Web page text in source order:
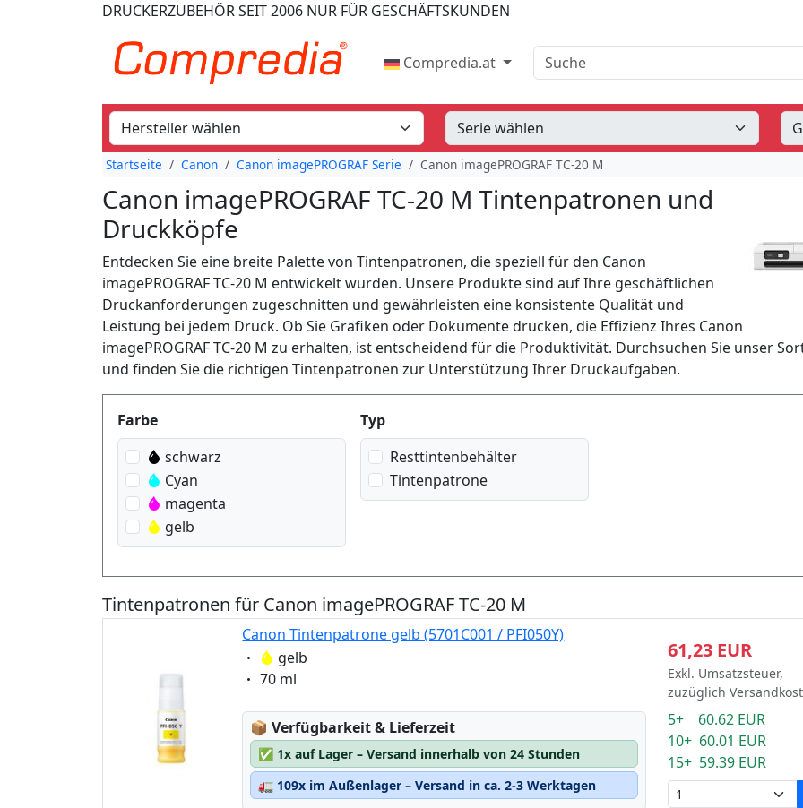
DRUCKERZUBEHÖRSEIT 2006 NUR FÜR GESCHÄFTSKUNDEN
Compredia.at Suche
Startseite Canon Canon imagePROGRAF Serie Canon imagePROGRAF TC-20 M
Canon imagePROGRAF TC-20 M Tintenpatronen und
Druckköpfe
Entdecken Sie eine breite Palette von Tintenpatronen, die speziell für den Canon
imagePROGRAF TC-20 M entwickelt wurden. Unsere Produkte sind auf Ihre geschäftlichen
Druckanforderungen zugeschnitten und gewährleisten eine konsistente Qualität und
Leistung bei jedem Druck. Ob Sie Grafiken oder Dokumente drucken, die Effizienz Ihres Canon
imagePROGRAF TC-20 M zu erhalten, ist entscheidend für die Produktivität. Durchsuchen Sie unser
und finden Sie die richtigen Tintenpatronen zur Unterstützung Ihrer Druckaufgaben.
Produktfilter
Farbe
schwarz
Cyan
magenta
gelb
Typ
Resttintenbehälter
Tintenpatrone
Tintenpatronen für Canon imagePROGRAF TC-20 M
Canon Tintenpatrone gelb (5701C001 / PFI050Y)
Eigenschaft:
gelb
Eigenschaft:
70 ml
📦Lagerstatus:
Verfügbarkeit & Lieferzeit
✅ 1x auf Lager – Versand innerhalb von 24 Stunden
🚛 109x im Außenlager – Versand in ca. 2-3 Werktagen
61,23 EUR
Exkl. Umsatzsteuer,
zuzüglich
5+ 60.62 EUR
10+ 60.01 EUR
15+ 59.39 EUR